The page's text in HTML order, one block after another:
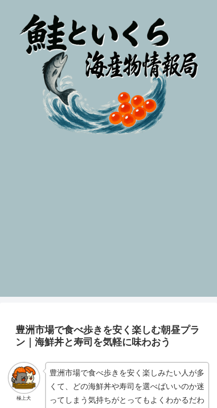
豊洲市場で食べ歩きを安く楽しむ朝昼プラ
ン｜海鮮丼と寿司を気軽に味わおう
極上犬
豊洲市場で食べ歩きを安く楽しみたい人が多
くて、どの海鮮丼や寿司を選べばいいのか迷
ってしまう気持ちがとってもよくわかるだわ